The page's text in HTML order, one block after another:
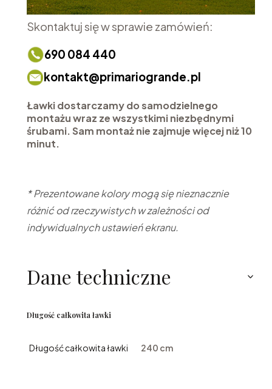
Skontaktuj się w sprawie zamówień:
690 084 440
kontakt@primariogrande.pl
Ławki dostarczamy do samodzielnego
montażu wraz ze wszystkimi niezbędnymi
śrubami. Sam montaż nie zajmuje więcej niż 10
minut.
* Prezentowane kolory mogą się nieznacznie
różnić od rzeczywistych w zależności od
indywidualnych ustawień ekranu.
Dane techniczne
Długość całkowita ławki
Długość całkowita ławki 240 cm